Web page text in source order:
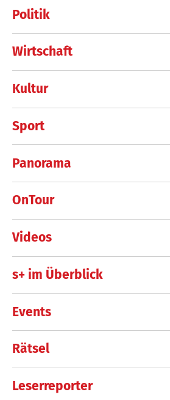
Politik
Wirtschaft
Kultur
Sport
Panorama
OnTour
Videos
s+ im Überblick
Events
Rätsel
Leserreporter